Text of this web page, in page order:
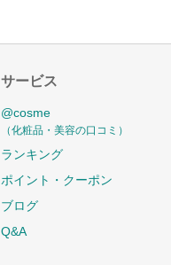
サービス
@cosme
（化粧品・美容の口コミ）
ランキング
ポイント・クーポン
ブログ
Q&A